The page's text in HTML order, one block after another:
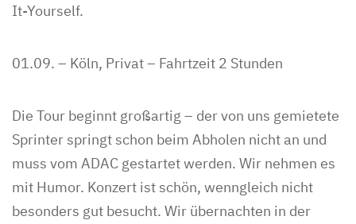
It-Yourself.
01.09. – Köln, Privat – Fahrtzeit 2 Stunden
Die Tour beginnt großartig – der von uns gemietete
Sprinter springt schon beim Abholen nicht an und
muss vom ADAC gestartet werden. Wir nehmen es
mit Humor. Konzert ist schön, wenngleich nicht
besonders gut besucht. Wir übernachten in der